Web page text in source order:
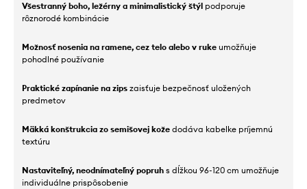
Všestranný boho, ležérny a minimalistický štýl podporuje
rôznorodé kombinácie
Možnosť nosenia na ramene, cez telo alebo v ruke umožňuje
pohodlné používanie
Praktické zapínanie na zips zaisťuje bezpečnosť uložených
predmetov
Mäkká konštrukcia zo semišovej kože dodáva kabelke príjemnú
textúru
Nastaviteľný, neodnímateľný popruh s dĺžkou 96-120 cm umožňuje
individuálne prispôsobenie